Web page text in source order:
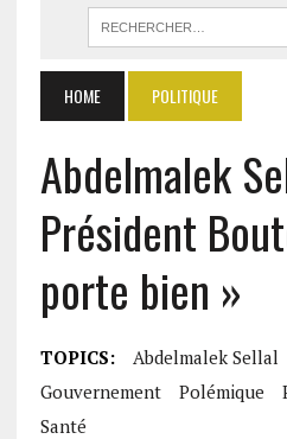
HOME POLITIQUE
Abdelmalek
Président
porte bien »
TOPICS: Abdelmalek Sellal
Gouvernement
Polémique
Santé